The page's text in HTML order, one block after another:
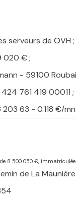
serveurs de OVH ;
020 € ;
- 59100
761 419 00011 ;
63 - 0.118 €/mn
8 500 050 €,
de La